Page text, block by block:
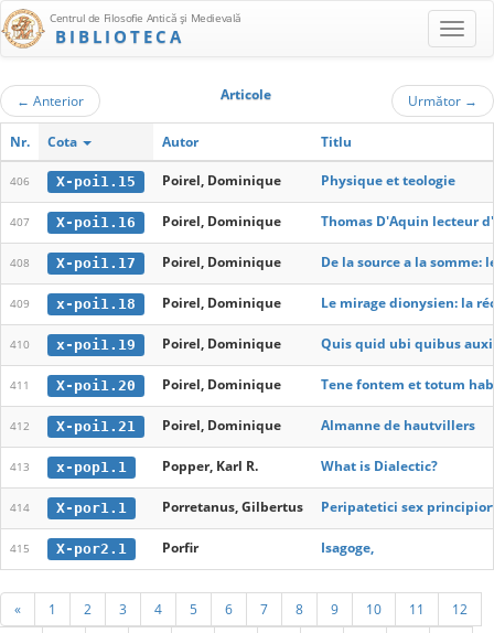
Centrul de Filosofie Antică şi Medievală
BIBLIOTECA
← Anterior Articole Următor →
Nr. Cota Autor Titlu
406 X-poi1.15 Poirel, Dominique Physique et teologie
407 X-poi1.16 Poirel, Dominique Thomas D'Aquin lecteur
408 X-poi1.17 Poirel, Dominique De la source a la somme:
409 x-poi1.18 Poirel, Dominique Le mirage dionysien: la
410 x-poi1.19 Poirel, Dominique Quis quid ubi quibus
411 X-poi1.20 Poirel, Dominique Tene fontem et totum
412 X-poi1.21 Poirel, Dominique Almanne de hautvillers
413 x-pop1.1 Popper, Karl R. What is Dialectic?
414 X-por1.1 Porretanus, Gilbertus Peripatetici sex
415 X-por2.1 Porfir Isagoge,
« 1 2 3 4 5 6 7 8 9 10 11
12